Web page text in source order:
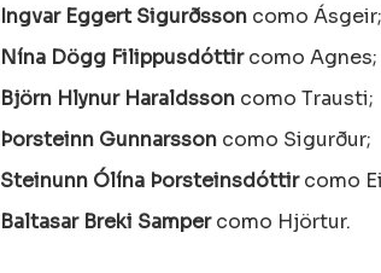
Ingvar Eggert Sigurðsson como Ásgeir;
Nína Dögg Filippusdóttircomo Agnes;
Björn Hlynur Haraldsson como Trausti;
Þorsteinn Gunnarsson como Sigurður;
Steinunn Ólína Þorsteinsdóttircomo
Baltasar Breki Sampercomo Hjörtur.